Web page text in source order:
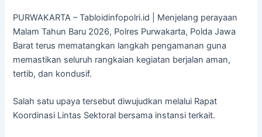
PURWAKARTA – Tabloidinfopolri.id | Menjelang perayaan
Malam Tahun Baru 2026, Polres Purwakarta, Polda Jawa
Barat terus mematangkan langkah pengamanan guna
memastikan seluruh rangkaian kegiatan berjalan aman,
tertib, dan kondusif.
Salah satu upaya tersebut diwujudkan melalui Rapat
Koordinasi Lintas Sektoral bersama instansi terkait.